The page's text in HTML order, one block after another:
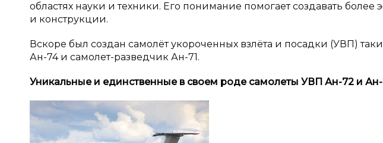
областях науки и техники. Его понимание помогает создавать
и конструкции.
Вскоре был создан самолёт укороченных взлёта и посадки (УВП)
Ан-74 и самолет-разведчик Ан-71.
Уникальные и единственные в своем роде самолеты УВП Ан-72 и